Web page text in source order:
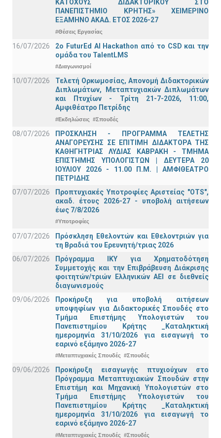
ΚΑΤΟΧΟΥΣ ΔΙΔΑΚΤΟΡΙΚΟΥ ΣΤΟ
ΠΑΝΕΠΙΣΤΗΜΙΟ ΚΡΗΤΗΣ» ΧΕΙΜΕΡΙΝΟ
ΕΞΑΜΗΝΟ ΑΚΑΔ. ΕΤΟΣ 2026-27
#Θέσεις Εργασίας
16/07/2026
2o FuturEd AI Hackathon από το CSD και την
ομάδα του TalentLMS
#Διαγωνισμοί
10/07/2026
Τελετή Ορκωμοσίας, Απονομή Διδακτορικών
Διπλωμάτων, Μεταπτυχιακών Διπλωμάτων
και Πτυχίων - Τρίτη 21-7-2026, 11:00,
Αμφιθέατρο Πετρίδης
#Εκδηλώσεις #Σπουδές
08/07/2026
ΠΡΟΣΚΛΗΣΗ - ΠΡΟΓΡΑΜΜΑ ΤΕΛΕΤΗΣ
ΑΝΑΓΟΡΕΥΣΗΣ ΣΕ ΕΠΙΤΙΜΗ ΔΙΔΑΚΤΟΡΑ ΤΗΣ
ΚΑΘΗΓΗΤΡΙΑΣ ΛΥΔΙΑΣ ΚΑΒΡΑΚΗ - ΤΜΗΜΑ
ΕΠΙΣΤΗΜΗΣ ΥΠΟΛΟΓΙΣΤΩΝ | ΔΕΥΤΕΡΑ 20
ΙΟΥΛΙΟΥ 2026 - 11.00 Π.Μ. | ΑΜΦΙΘΕΑΤΡΟ
ΠΕΤΡΙΔΗΣ
07/07/2026
Προπτυχιακές Υποτροφίες Αριστείας "OTS",
ακαδ. έτους 2026-27 - υποβολή αιτήσεων
έως 7/8/2026
#Υποτροφίες
07/07/2026
Πρόσκληση Εθελοντών και Εθελοντριών για
τη Βραδιά του Ερευνητή/τριας 2026
06/07/2026
Πρόγραμμα ΙΚΥ για Χρηματοδότηση
Συμμετοχής και την Επιβράβευση Διάκρισης
φοιτητών/τριών Ελληνικών ΑΕΙ σε διεθνείς
διαγωνισμούς
09/06/2026
Προκήρυξη για υποβολή αιτήσεων
υποψηφίων για Διδακτορικές Σπουδές στο
Τμήμα Eπιστήμης Υπολογιστών του
Πανεπιστημίου Κρήτης _Καταληκτική
ημερομηνία 31/10/2026 για εισαγωγή το
εαρινό εξάμηνο 2026-27
#Μεταπτυχιακές Σπουδές #Σπουδές
09/06/2026
Προκήρυξη εισαγωγής πτυχιούχων στo
Πρόγραμμα Μεταπτυχιακών Σπουδών στην
Επιστήμη και Μηχανική Υπολογιστών στο
Τμήμα Eπιστήμης Υπολογιστών του
Πανεπιστημίου Κρήτης _Καταληκτική
ημερομηνία 31/10/2026 για εισαγωγή το
εαρινό εξάμηνο 2026-27
#Μεταπτυχιακές Σπουδές #Σπουδές